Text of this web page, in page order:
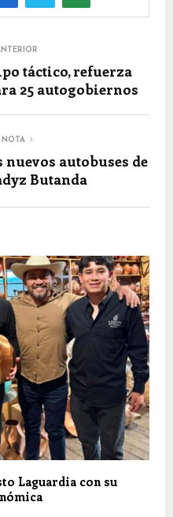
táctico, refuerza
25 autogobiernos
NOTA
nuevos autobuses de
Butanda
Laguardia con su